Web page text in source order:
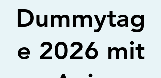
Dummytag
e 2026 mit